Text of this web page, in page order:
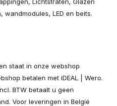
LED en beits.
staat in onze webshop
betalen met iDEAL | Wero.
BTW betaalt u geen
Voor leveringen in België